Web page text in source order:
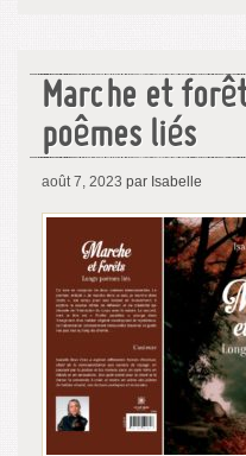
Marche et
poêmes liés
août 7, 2023 par Isabelle